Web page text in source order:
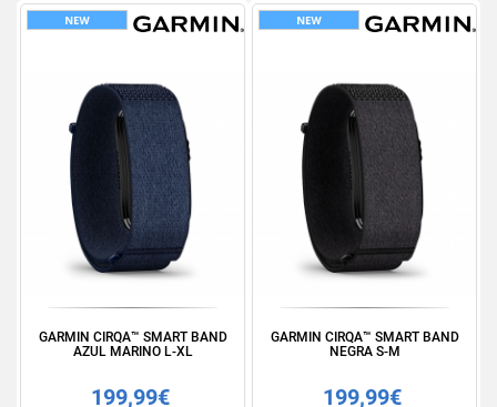
GARMIN CIRQA™ SMART BAND
AZUL MARINO L-XL
199,99€
GARMIN CIRQA™ SMART BAND
NEGRA S-M
199,99€